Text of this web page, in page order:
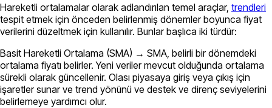
Hareketli ortalamalar olarak adlandırılan temel araçlar, trendleri
tespit etmek için önceden belirlenmiş dönemler boyunca fiyat
verilerini düzeltmek için kullanılır. Bunlar başlıca iki türdür:
Basit Hareketli Ortalama (SMA) → SMA, belirli bir dönemdeki
ortalama fiyatı belirler. Yeni veriler mevcut olduğunda ortalama
sürekli olarak güncellenir. Olası piyasaya giriş veya çıkış için
işaretler sunar ve trend yönünü ve destek ve direnç seviyelerini
belirlemeye yardımcı olur.